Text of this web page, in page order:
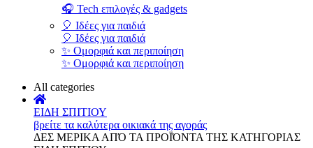
🎧 Tech επιλογές & gadgets
🎈 Ιδέες για παιδιά
🎈 Ιδέες για παιδιά
✨ Ομορφιά και περιποίηση
✨ Ομορφιά και περιποίηση
All categories
ΕΙΔΗ ΣΠΙΤΙΟΥ
βρείτε τα καλύτερα οικιακά της αγοράς
ΔΕΣ ΜΕΡΙΚΑ ΑΠΌ ΤΑ ΠΡΟΪΌΝΤΑ ΤΗΣ ΚΑΤΗΓΟΡΙΑΣ